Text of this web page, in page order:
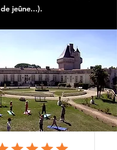
de jeûne...).​